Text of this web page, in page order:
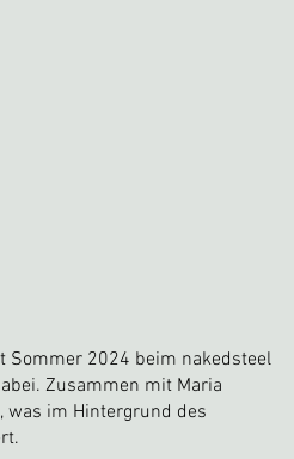
Sommer 2024 beim nakedsteel
Zusammen mit Maria
was im Hintergrund des